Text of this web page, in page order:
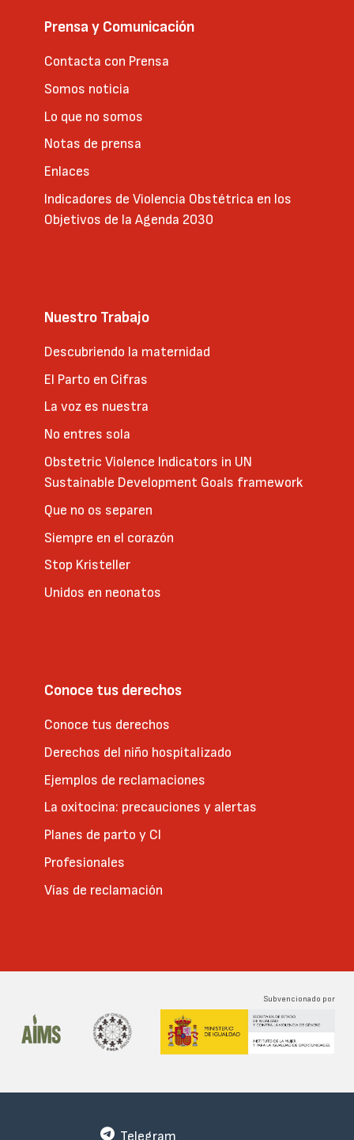
Prensa y Comunicación
Contacta con Prensa
Somos noticia
Lo que no somos
Notas de prensa
Enlaces
Indicadores de Violencia Obstétrica en los
Objetivos de la Agenda 2030
Nuestro Trabajo
Descubriendo la maternidad
El Parto en Cifras
La voz es nuestra
No entres sola
Obstetric Violence Indicators in UN
Sustainable Development Goals framework
Que no os separen
Siempre en el corazón
Stop Kristeller
Unidos en neonatos
Conoce tus derechos
Conoce tus derechos
Derechos del niño hospitalizado
Ejemplos de reclamaciones
La oxitocina: precauciones y alertas
Planes de parto y CI
Profesionales
Vías de reclamación
Subvencionado por
Telegram